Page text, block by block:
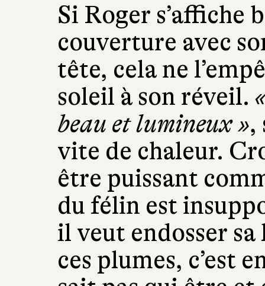
Si Roger s’affiche
couverture avec
tête, cela ne
soleil à son réveil.
beau et lumineux »,
vite de chaleur.
être puissant
du félin est
il veut endosser
ces plumes, c’est